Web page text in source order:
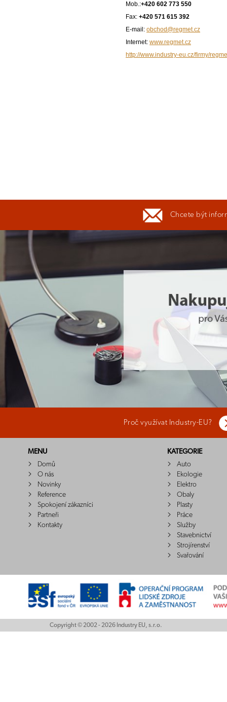
Mob.:+420 602 773 550
Fax: +420 571 615 392
E-mail: obchod@regmet.cz
Internet: www.regmet.cz
http://www.industry-eu.cz/firmy/
Chcete být
Proč využívat Industry-EU?
MENU
Domů
O nás
Novinky
Reference
Spokojení zákazníci
Partneři
Kontakty
KATEGORIE
Auto
Ekologie
Elektro
Obaly
Plasty
Práce
Služby
Stavebnictví
Strojírenství
Svařování
Copyright © 2002 - 2026 Industry EU, s.r.o.